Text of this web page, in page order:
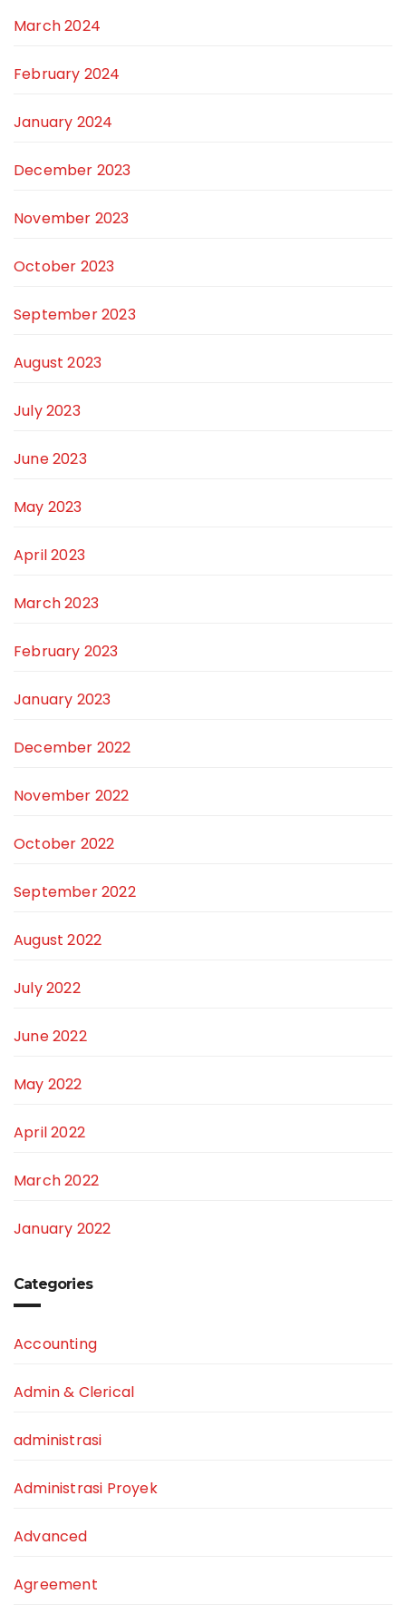
March 2024
February 2024
January 2024
December 2023
November 2023
October 2023
September 2023
August 2023
July 2023
June 2023
May 2023
April 2023
March 2023
February 2023
January 2023
December 2022
November 2022
October 2022
September 2022
August 2022
July 2022
June 2022
May 2022
April 2022
March 2022
January 2022
Categories
Accounting
Admin & Clerical
administrasi
Administrasi Proyek
Advanced
Agreement